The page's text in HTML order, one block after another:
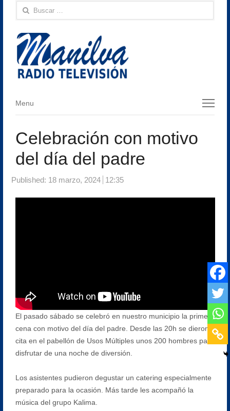
Buscar:
Menu
Menu
Celebración con motivo
del día del padre
Published: 18 marzo, 2024 12:35
El pasado sábado se celebró en nuestro municipio la primera
cena con motivo del día del padre. Desde las 20h se dieron
cita en el pabellón de Usos Múltiples unos 200 hombres para
disfrutar de una noche de diversión.
Los asistentes pudieron degustar un catering especialmente
preparado para la ocasión. Más tarde les acompañó la
música del grupo Kalima.